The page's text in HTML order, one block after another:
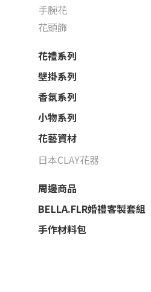
手腕花
花頭飾
花禮系列
壁掛系列
香氛系列
小物系列
花藝資材
日本CLAY花器
周邊商品
BELLA.FLR婚禮客製套組
手作材料包